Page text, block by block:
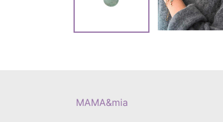
MAMA&mia